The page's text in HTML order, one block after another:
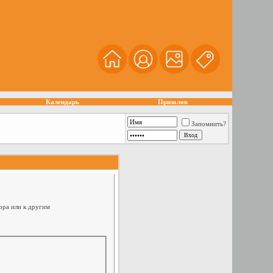
Календарь Призолов
Запомнить?
или к другим